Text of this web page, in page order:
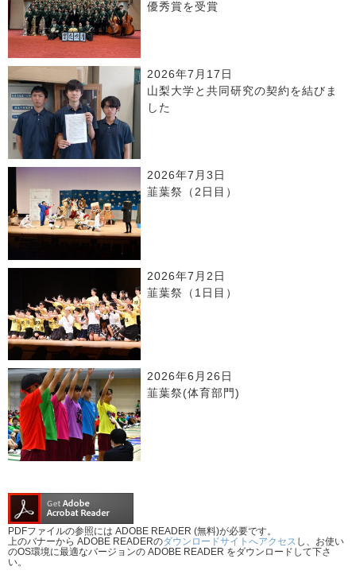
優秀賞を受賞
2026年7月17日
山梨大学と共同研究の契約を結びま
した
2026年7月3日
韮葉祭（2日目）
2026年7月2日
韮葉祭（1日目）
2026年6月26日
韮葉祭(体育部門)
PDFファイルの参照には ADOBE READER (無料)が必要です。
上のバナーから ADOBE READERのダウンロードサイトへアクセス し、お使い
のOS環境に最適なバージョンの ADOBE READER をダウンロードして下さ
い。